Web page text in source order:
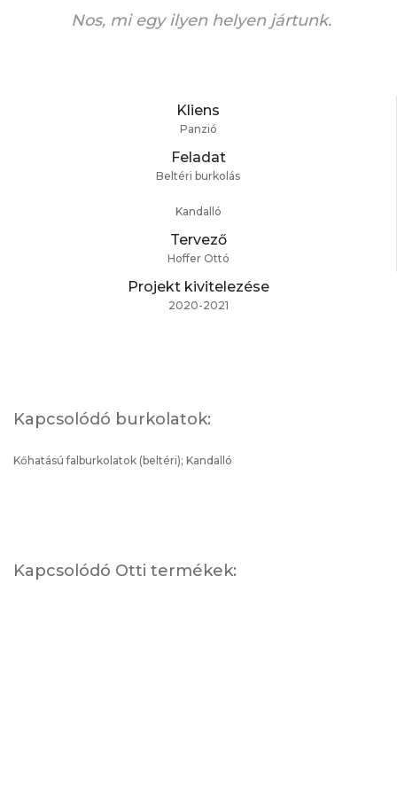
Nos, mi egy ilyen helyen jártunk.
Kliens
Panzió
Feladat
Beltéri burkolás
Kandalló
Tervező
Hoffer Ottó
Projekt kivitelezése
2020-2021
Kapcsolódó burkolatok:
Kőhatású falburkolatok (beltéri); Kandalló
Kapcsolódó Otti termékek: